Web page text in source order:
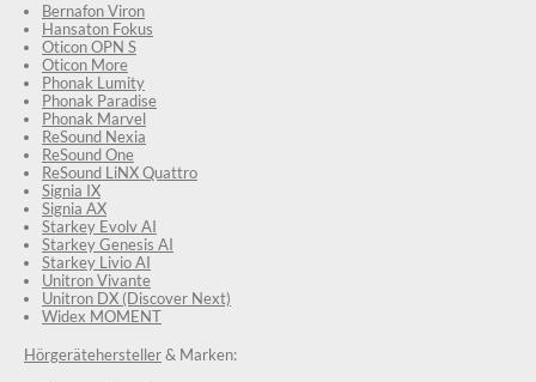
Bernafon Viron
Hansaton Fokus
Oticon OPN S
Oticon More
Phonak Lumity
Phonak Paradise
Phonak Marvel
ReSound Nexia
ReSound One
ReSound LiNX Quattro
Signia IX
Signia AX
Starkey Evolv AI
Starkey Genesis AI
Starkey Livio AI
Unitron Vivante
Unitron DX (Discover Next)
Widex MOMENT
Hörgerätehersteller& Marken: